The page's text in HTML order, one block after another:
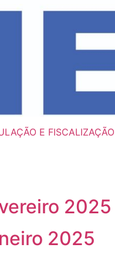
E FISCALIZAÇÃO
2025
2025